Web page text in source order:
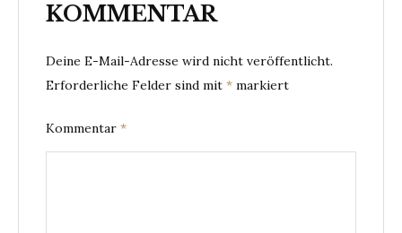
KOMMENTAR
Deine E-Mail-Adresse wird nicht veröffentlicht.
Erforderliche Felder sind mit * markiert
Kommentar *